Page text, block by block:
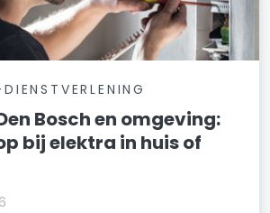
Bosch en omgeving:
bij elektra in huis of